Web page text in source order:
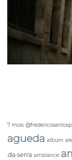
7 mois
agueda album
da serra ambiance